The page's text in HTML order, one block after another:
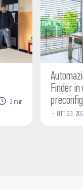
2 min
Finder in
- OTT 23,